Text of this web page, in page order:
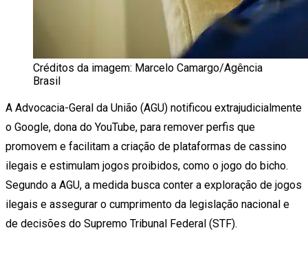
Créditos da imagem: Marcelo Camargo/Agência
Brasil
A Advocacia-Geral da União (AGU) notificou extrajudicialmente
o Google, dona do YouTube, para remover perfis que
promovem e facilitam a criação de plataformas de cassino
ilegais e estimulam jogos proibidos, como o jogo do bicho.
Segundo a AGU, a medida busca conter a exploração de jogos
ilegais e assegurar o cumprimento da legislação nacional e
de decisões do Supremo Tribunal Federal (STF).